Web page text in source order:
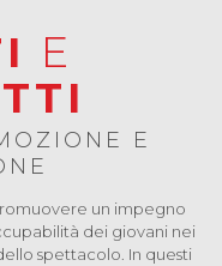
E
E
un impegno
dei giovani nei
spettacolo. In questi